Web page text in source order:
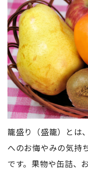
籠盛り（盛籠）とは
へのお悔やみの気持
です。果物や缶詰、